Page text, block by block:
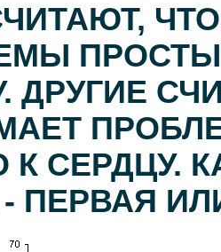
ДРУГИЕ
К СЕРДЦУ.
ПЕРВАЯ